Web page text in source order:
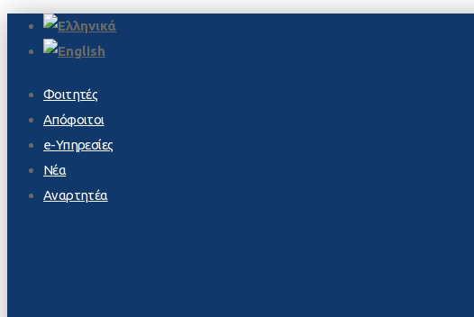
Φοιτητές
Απόφοιτοι
e-Υπηρεσίες
Νέα
Αναρτητέα